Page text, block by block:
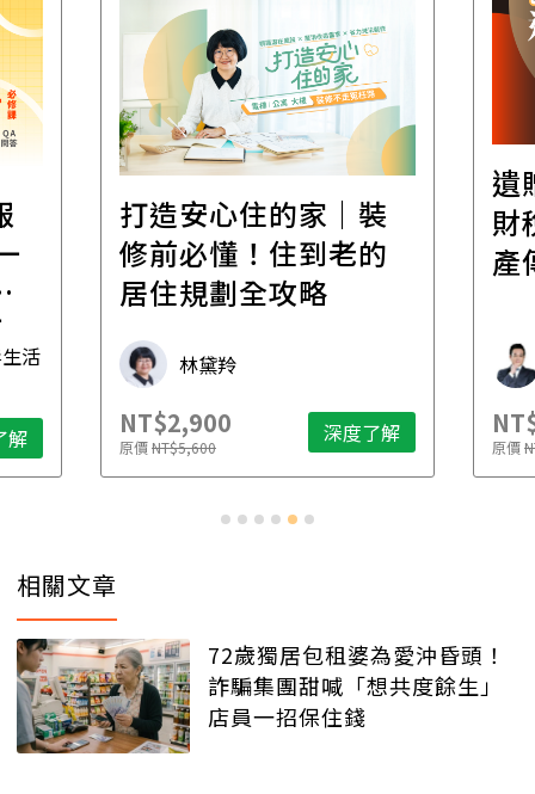
活
解
打造安心住的家｜裝
修前必懂！住到老的
居住規劃全攻略
林黛羚
NT$2,900
原價NT$5,600 深度了解
遺
財
產
原價
相關文章
72歲獨居包租婆為愛沖昏頭！
詐騙集團甜喊「想共度餘生」
店員一招保住錢